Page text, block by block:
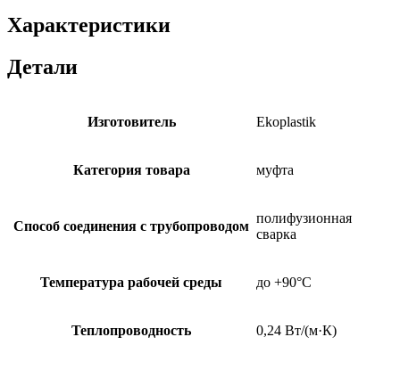
Характеристики
Детали
Изготовитель Ekoplastik
Категория товара муфта
Способ соединения с трубопроводом
полифузионная
сварка
Температура рабочей среды до +90°C
Теплопроводность 0,24 Вт/(м·К)